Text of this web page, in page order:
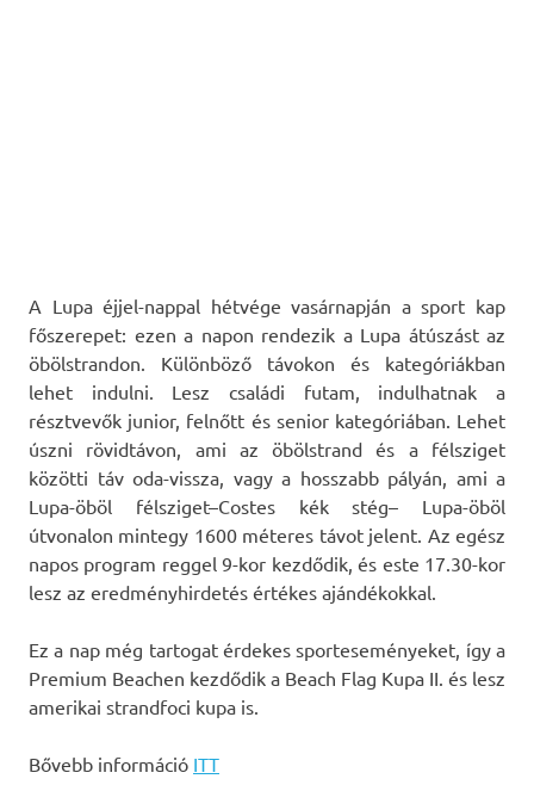
A Lupa éjjel-nappal hétvége vasárnapján a sport kap
főszerepet: ezen a napon rendezik a Lupa átúszást az
öbölstrandon. Különböző távokon és kategóriákban
lehet indulni. Lesz családi futam, indulhatnak a
résztvevők junior, felnőtt és senior kategóriában. Lehet
úszni rövidtávon, ami az öbölstrand és a félsziget
közötti táv oda-vissza, vagy a hosszabb pályán, ami a
Lupa-öböl félsziget–Costes kék stég– Lupa-öböl
útvonalon mintegy 1600 méteres távot jelent. Az egész
napos program reggel 9-kor kezdődik, és este 17.30-kor
lesz az eredményhirdetés értékes ajándékokkal.
Ez a nap még tartogat érdekes sporteseményeket, így a
Premium Beachen kezdődik a Beach Flag Kupa II. és lesz
amerikai strandfoci kupa is.
Bővebb információ ITT